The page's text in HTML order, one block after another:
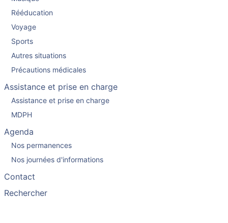
Rééducation
Voyage
Sports
Autres situations
Précautions médicales
Assistance et prise en charge
Assistance et prise en charge
MDPH
Agenda
Nos permanences
Nos journées d'informations
Contact
Rechercher